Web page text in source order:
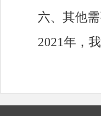
六、其他
2021年，